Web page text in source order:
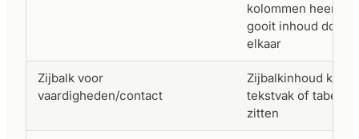
kolommen heen,
gooit inhoud door
elkaar
Zijbalk voor
vaardigheden/contact
Zijbalkinhoud kan in
tekstvak of tabelcel
zitten